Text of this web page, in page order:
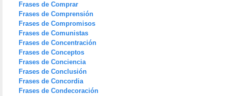
Frases de Comprar
Frases de Comprensión
Frases de Compromisos
Frases de Comunistas
Frases de Concentración
Frases de Conceptos
Frases de Conciencia
Frases de Conclusión
Frases de Concordia
Frases de Condecoración